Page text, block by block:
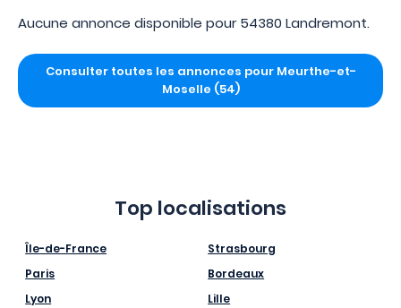
Aucune annonce disponible pour 54380 Landremont.
Consulter toutes les annonces pour Meurthe-et-
Moselle (54)
Top localisations
Île-de-France
Paris
Lyon
Strasbourg
Bordeaux
Lille